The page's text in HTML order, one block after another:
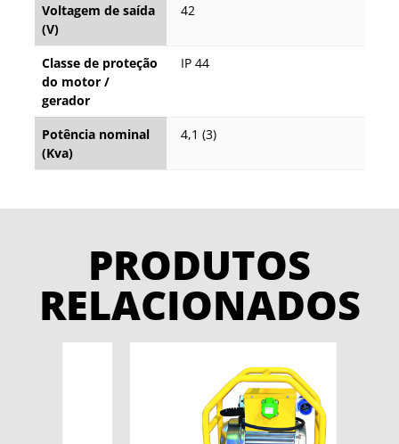
Voltagem de saída
(V)
42
Classe de proteção
do motor /
gerador
IP 44
Potência nominal
(Kva)
4,1 (3)
PRODUTOS
RELACIONADOS